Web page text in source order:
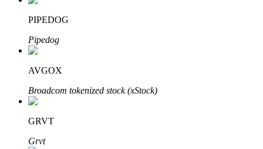
Bitrue Ortakları
PIPEDOG
Pipedog
AVGOX
Broadcom tokenized stock (xStock)
GRVT
Grvt